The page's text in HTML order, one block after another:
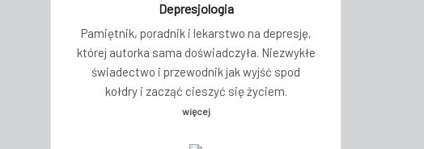
Depresjologia
Pamiętnik, poradnik i lekarstwo na depresję,
której autorka sama doświadczyła. Niezwykłe
świadectwo i przewodnik jak wyjść spod
kołdry i zacząć cieszyć się życiem.
więcej